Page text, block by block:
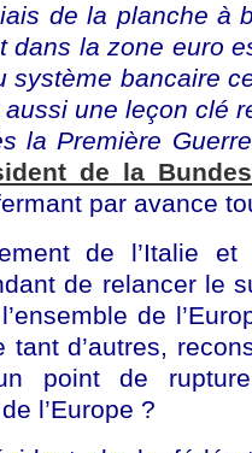
de la planche à
dans la zone euro
système bancaire
aussi une leçon clé
la Première
de la
par avance
de l’Italie
de relancer le
de
d’autres,
point de
l’Europe ?